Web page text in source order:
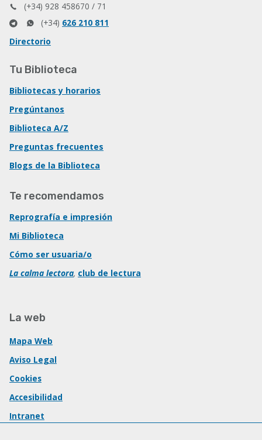
(+34) 928 458670 / 71
(+34) 626 210 811
Directorio
Tu Biblioteca
Bibliotecas y horarios
Pregúntanos
Biblioteca A/Z
Preguntas frecuentes
Blogs de la Biblioteca
Te recomendamos
Reprografía e impresión
Mi Biblioteca
Cómo ser usuaria/o
La calma lectora, club de lectura
La web
Mapa Web
Aviso Legal
Cookies
Accesibilidad
Intranet